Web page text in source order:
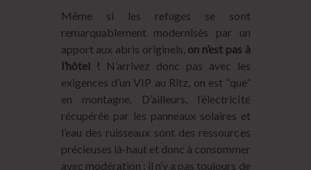
Même si les refuges se sont
remarquablement modernisés par un
apport aux abris originels, on n’est pas à
l’hôtel ! N’arrivez donc pas avec les
exigences d’un VIP au Ritz, on est “que”
en montagne. D’ailleurs, l’électricité
récupérée par les panneaux solaires et
l’eau des ruisseaux sont des ressources
précieuses là-haut et donc à consommer
avec modération : il n’y a pas toujours de